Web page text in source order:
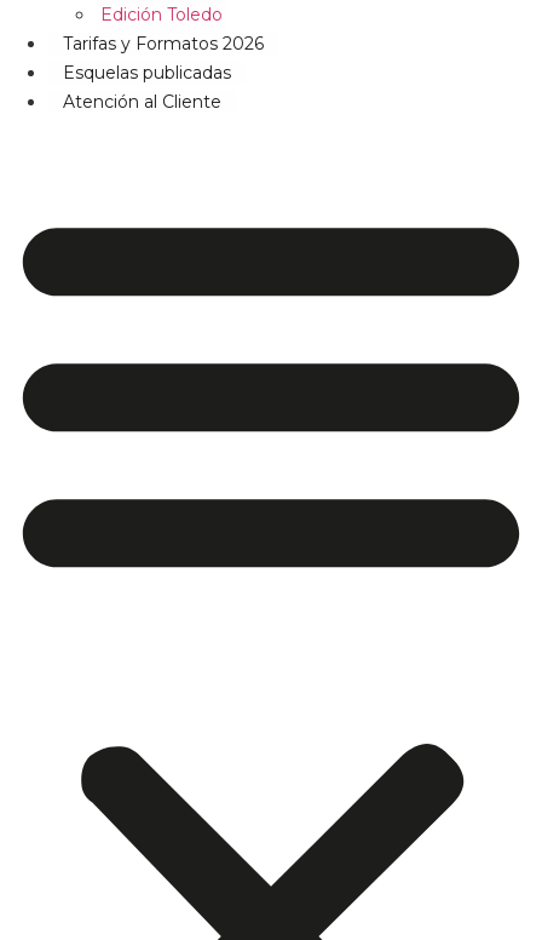
Edición Toledo
Tarifas y Formatos 2026
Esquelas publicadas
Atención al Cliente